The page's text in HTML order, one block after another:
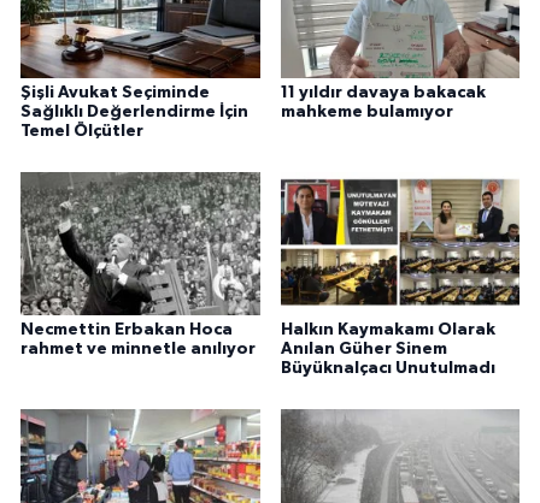
Şişli Avukat Seçiminde
Sağlıklı Değerlendirme İçin
Temel Ölçütler
11 yıldır davaya bakacak
mahkeme bulamıyor
Necmettin Erbakan Hoca
rahmet ve minnetle anılıyor
Halkın Kaymakamı Olarak
Anılan Güher Sinem
Büyüknalçacı Unutulmadı